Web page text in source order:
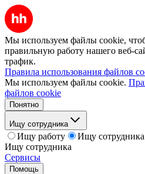
Мы используем файлы cookie,
правильную работу нашего веб-
трафик.
Правила использования файлов
Мы используем файлы cookie.
файлов cookie
Понятно
Ищу сотрудника
Ищу работу
Ищу сотрудника
Ищу сотрудника
Сервисы
Помощь